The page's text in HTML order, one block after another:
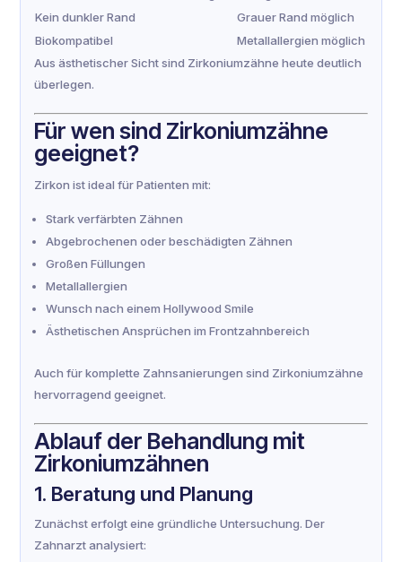
Kein dunkler Rand
Grauer Rand möglich
Biokompatibel
Metallallergien möglich
Aus ästhetischer Sicht sind Zirkoniumzähne heute deutlich
überlegen.
Für wen sind Zirkoniumzähne
geeignet?
Zirkon ist ideal für Patienten mit:
Stark verfärbten Zähnen
Abgebrochenen oder beschädigten Zähnen
Großen Füllungen
Metallallergien
Wunsch nach einem Hollywood Smile
Ästhetischen Ansprüchen im Frontzahnbereich
Auch für komplette Zahnsanierungen sind Zirkoniumzähne
hervorragend geeignet.
Ablauf der Behandlung mit
Zirkoniumzähnen
1. Beratung und Planung
Zunächst erfolgt eine gründliche Untersuchung. Der
Zahnarzt analysiert: